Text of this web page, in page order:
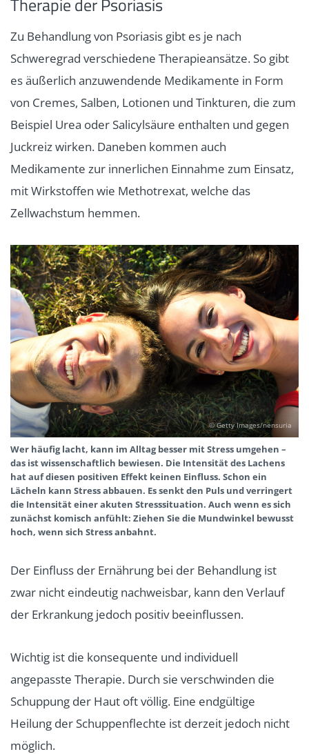
Zu Behandlung von Psoriasis gibt es je nach
Schweregrad verschiedene Therapieansätze. So gibt
es äußerlich anzuwendende Medikamente in Form
von Cremes, Salben, Lotionen und Tinkturen, die zum
Beispiel Urea oder Salicylsäure enthalten und gegen
Juckreiz wirken. Daneben kommen auch
Medikamente zur innerlichen Einnahme zum Einsatz,
mit Wirkstoffen wie Methotrexat, welche das
Zellwachstum hemmen.
© Getty Images/nensuria
Wer häufig lacht, kann im Alltag besser mit Stress umgehen –
das ist wissenschaftlich bewiesen. Die Intensität des Lachens
hat auf diesen positiven Effekt keinen Einfluss. Schon ein
Lächeln kann Stress abbauen. Es senkt den Puls und verringert
die Intensität einer akuten Stresssituation. Auch wenn es sich
zunächst komisch anfühlt: Ziehen Sie die Mundwinkel bewusst
hoch, wenn sich Stress anbahnt.
Der Einfluss der Ernährung bei der Behandlung ist
zwar nicht eindeutig nachweisbar, kann den Verlauf
der Erkrankung jedoch positiv beeinflussen.
Wichtig ist die konsequente und individuell
angepasste Therapie. Durch sie verschwinden die
Schuppung der Haut oft völlig. Eine endgültige
Heilung der Schuppenflechte ist derzeit jedoch nicht
möglich.